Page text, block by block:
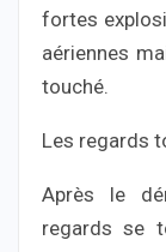
fortes
aériennes
touché.
Les regards
Après le
regards se